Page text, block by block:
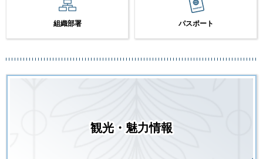
組織部署 パスポート
観光・魅力情報